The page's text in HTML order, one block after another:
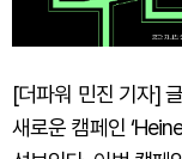
[더파워 민진 기자]
새로운 캠페인